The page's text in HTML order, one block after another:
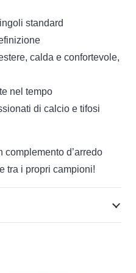
standard
calda e confortevole,
nel tempo
di calcio e tifosi
complemento d’arredo
tra i propri campioni!